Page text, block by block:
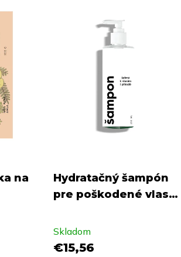
na
Hydratačný šampón
pre poškodené vlasy
Skladom
€15,56